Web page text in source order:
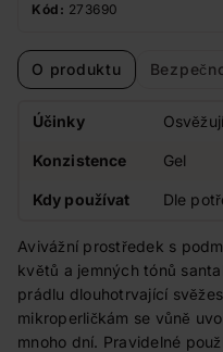
Kód: 273690
O produktu
Účinky
Konzistence Gel
Kdy používat Dle
Avivážní prostředek s
květů a jemných tónů
prádlu dlouhotrvající
mikroperličkám se vůně
mnoho dní. Pravidelné